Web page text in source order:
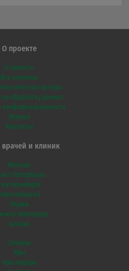
О проекте
О проекте
Все клиники
центры
на обработку данных
конфиденциальности
Журнал
Контакты
врачей и клиник
Москвы
Петербурга
Перми
Новгорода
Казани
Самары
Уфы
Краснодара